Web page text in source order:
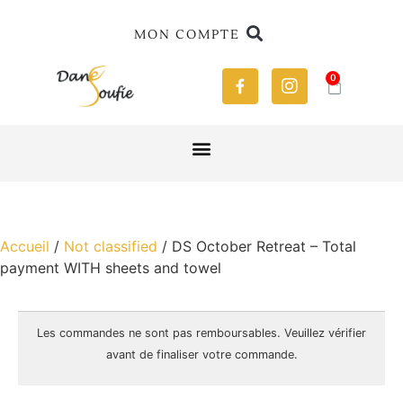
MON COMPTE
0
Accueil / Not classified / DS October Retreat – Total
payment WITH sheets and towel
Les commandes ne sont pas remboursables. Veuillez vérifier
avant de finaliser votre commande.